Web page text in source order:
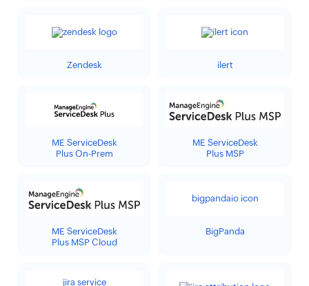
Zendesk ilert
ME ServiceDesk
Plus On-Prem
ME ServiceDesk
Plus MSP
ME ServiceDesk
Plus MSP Cloud
BigPanda